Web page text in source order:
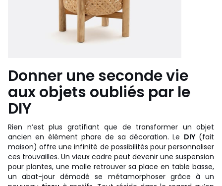
Donner une seconde vie
aux objets oubliés par le
DIY
Rien n’est plus gratifiant que de transformer un objet
ancien en élément phare de sa décoration. Le DIY(fait
maison) offre une infinité de possibilités pour personnaliser
ces trouvailles. Un vieux cadre peut devenir une suspension
pour plantes, une malle retrouver sa place en table basse,
un abat-jour démodé se métamorphoser grâce à un